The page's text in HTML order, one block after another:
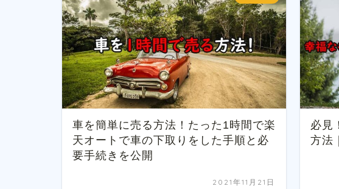
車を簡単に売る方法！たった1時間で楽
天オートで車の下取りをした手順と必
要手続きを公開
2021年11月21日
必見
方法